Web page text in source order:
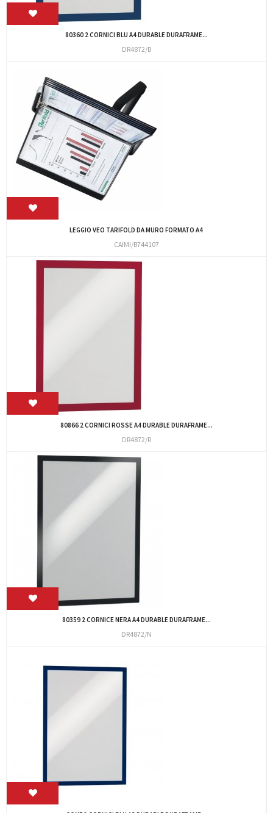
80360 2 CORNICI BLU A4 DURABLE DURAFRAME...
DR4872/B
LEGGIO VEO TARIFOLD DA MURO FORMATO A4
CAIMI/B744107
80866 2 CORNICI ROSSE A4 DURABLE DURAFRAME...
DR4872/R
80359 2 CORNICE NERA A4 DURABLE DURAFRAME...
DR4872/N